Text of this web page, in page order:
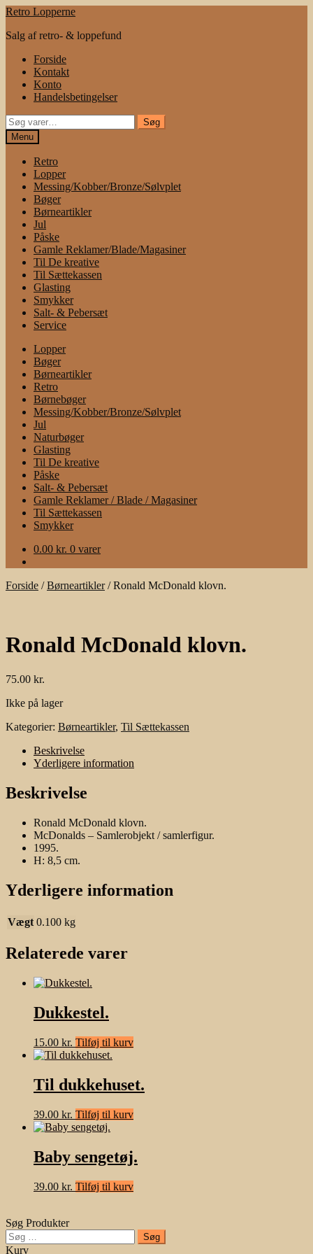
Spring
navigation
Spring
indhold
Retro Lopperne
Salg af retro- & loppefund
Forside
Kontakt
Konto
Handelsbetingelser
Søg
efter:
Søg
Menu
Retro
Lopper
Messing/Kobber/Bronze/Sølvplet
Bøger
Børneartikler
Jul
Påske
Gamle Reklamer/Blade/Magasiner
Til De kreative
Til Sættekassen
Glasting
Smykker
Salt- & Pebersæt
Service
Lopper
Bøger
Børneartikler
Retro
Børnebøger
Messing/Kobber/Bronze/Sølvplet
Jul
Naturbøger
Glasting
Til De kreative
Påske
Salt- & Pebersæt
Gamle Reklamer / Blade / Magasiner
Til Sættekassen
Smykker
0.00 kr. 0 varer
Forside /Børneartikler/Ronald McDonald klovn.
Ronald McDonald klovn.
75.00 kr.
Ikke på lager
Kategorier: Børneartikler, Til Sættekassen
Beskrivelse
Yderligere information
Beskrivelse
Ronald McDonald klovn.
McDonalds – Samlerobjekt / samlerfigur.
1995.
H: 8,5 cm.
Yderligere information
Vægt 0.100 kg
Relaterede varer
Dukkestel.
15.00 kr. Tilføj til kurv
Til dukkehuset.
39.00 kr. Tilføj til kurv
Baby sengetøj.
39.00 kr. Tilføj til kurv
Søg Produkter
Søg
efter:
Kurv